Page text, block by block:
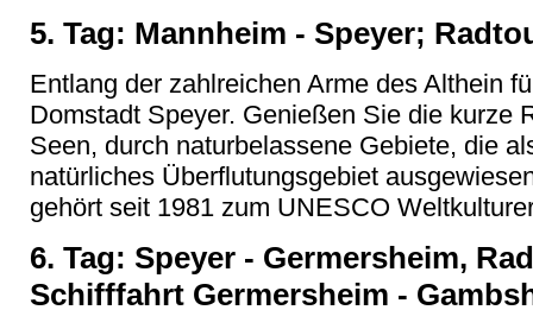
5. Tag: Mannheim - Speyer;
Entlang der zahlreichen Arme des Althein
Domstadt Speyer. Genießen Sie die kurze
Seen, durch naturbelassene Gebiete, die
natürliches Überflutungsgebiet
gehört seit 1981 zum UNESCO
6. Tag: Speyer - Germersheim,
Schifffahrt Germersheim -